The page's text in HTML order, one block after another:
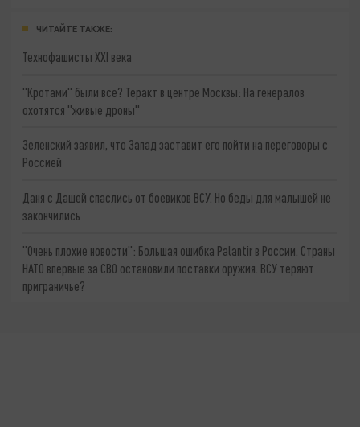
ЧИТАЙТЕ ТАКЖЕ:
Технофашисты XXI века
"Кротами" были все? Теракт в центре Москвы: На генералов
охотятся "живые дроны"
Зеленский заявил, что Запад заставит его пойти на переговоры с
Россией
Даня с Дашей спаслись от боевиков ВСУ. Но беды для малышей не
закончились
"Очень плохие новости": Большая ошибка Palantir в России. Страны
НАТО впервые за СВО остановили поставки оружия. ВСУ теряют
приграничье?